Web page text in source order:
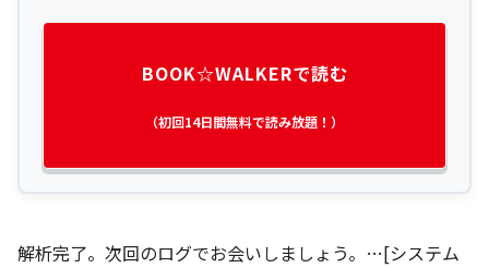
BOOK☆WALKERで読む
（初回14日間無料で読み放題！）
解析完了。次回のログでお会いしましょう。…[システム